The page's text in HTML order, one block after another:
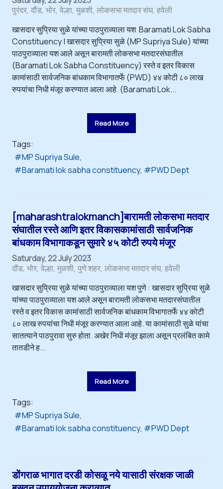
पुरंदर दौंड भोर वेल्हा मुळशी लोकसभा मतदार संघ हवेली
खासदार सुप्रिया सुळे यांच्या पाठपुराव्याला यश Baramati Lok Sabha
Constituency | खासदार सुप्रिया सुळे (MP Supriya Sule) यांच्या
पाठपुराव्याला यश आले असून बारामती लोकसभा मतदारसंघातील
(Baramati Lok Sabha Constituency) रस्ते व इतर विकास
कामांसाठी सार्वजनिक बांधकाम विभागातर्फे (PWD) ४४ कोटी ८० लाख
रुपयांचा निधी मंजूर करण्यात आला आहे. (Baramati Lok...
Read More
Tags:
MP Supriya Sule
Baramati lok sabha constituency
PWD Dept
[maharashtralokmanch]बारामती लोकसभा मतदार
संघातील रस्ते आणि इतर विकासकामांसाठी सार्वजनिक
बांधकाम विभागाकडून सुमारे ४५ कोटी रुपये मंजूर
Saturday, 22 July 2023
दौंड भोर वेल्हा मुळशी पुणे शहर लोकसभा मतदार संघ हवेली
खासदार सुप्रिया सुळे यांच्या पाठपुराव्याला यश पुणे : खासदार सुप्रिया सुळे
यांच्या पाठपुराव्याला यश आले असून बारामती लोकसभा मतदारसंघातील
रस्ते व इतर विकास कामांसाठी सार्वजनिक बांधकाम विभागातर्फे ४४ कोटी
८० लाख रुपयांचा निधी मंजूर करण्यात आला आहे. या कामांसाठी सुळे यांचा
सातत्याने पाठपुरावा सुरु होता. अखेर निधी मंजूर झाला असून प्रलंबित कामे
तातडीने ह...
Read More
Tags:
MP Supriya Sule
Baramati lok sabha constituency
PWD Dept
डोंगराळ भागात दरडी कोसळू नये यासाठी संरक्षक जाळी